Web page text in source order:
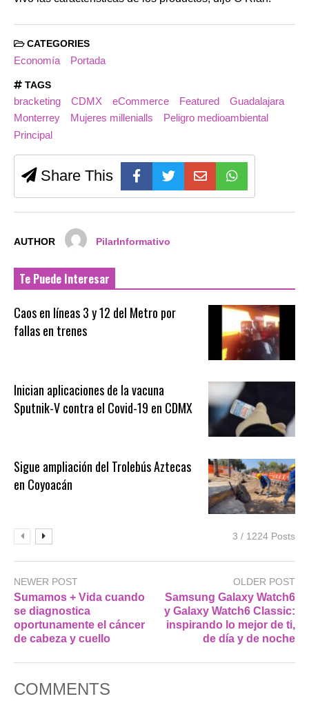
CATEGORIES
Economía Portada
TAGS
bracketing CDMX eCommerce Featured
Guadalajara
Monterrey
Mujeres millenialls
Peligro medioambiental
Principal
Share This
AUTHOR PilarInformativo
Te Puede Interesar
Caos en líneas 3 y 12 del Metro por
fallas en trenes
Inician aplicaciones de la vacuna
Sputnik-V contra el Covid-19 en CDMX
Sigue ampliación del Trolebús Aztecas
en Coyoacán
3 / 1224 Posts
NEWER POST
Sumamos + Vida cuando
se diagnostica
oportunamente el cáncer
de cabeza y cuello
OLDER POST
Samsung Galaxy Watch6
y Galaxy Watch6 Classic:
inspirando lo mejor de ti,
de día y de noche
COMMENTS